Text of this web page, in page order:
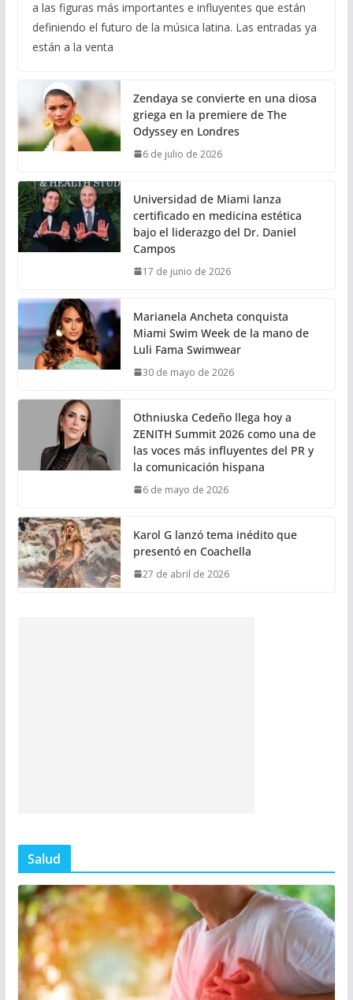
a las figuras más importantes e influyentes que están
definiendo el futuro de la música latina. Las entradas ya
están a la venta
Zendaya se convierte en una diosa
griega en la premiere de The
Odyssey en Londres
6 de julio de 2026
Universidad de Miami lanza
certificado en medicina estética
bajo el liderazgo del Dr. Daniel
Campos
17 de junio de 2026
Marianela Ancheta conquista
Miami Swim Week de la mano de
Luli Fama Swimwear
30 de mayo de 2026
Othniuska Cedeño llega hoy a
ZENITH Summit 2026 como una de
las voces más influyentes del PR y
la comunicación hispana
6 de mayo de 2026
Karol G lanzó tema inédito que
presentó en Coachella
27 de abril de 2026
Salud